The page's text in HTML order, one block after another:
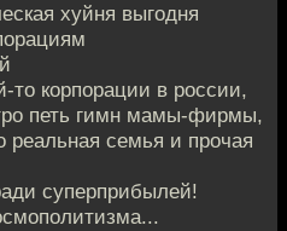
хуйня выгодня
то корпорации в россии,
петь гимн мамы-фирмы,
реальная семья и прочая
суперприбылей!